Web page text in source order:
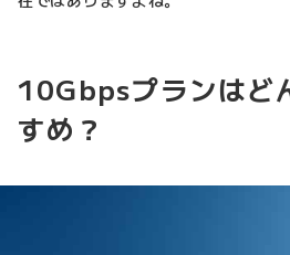
10Gbpsプランはど
すめ？